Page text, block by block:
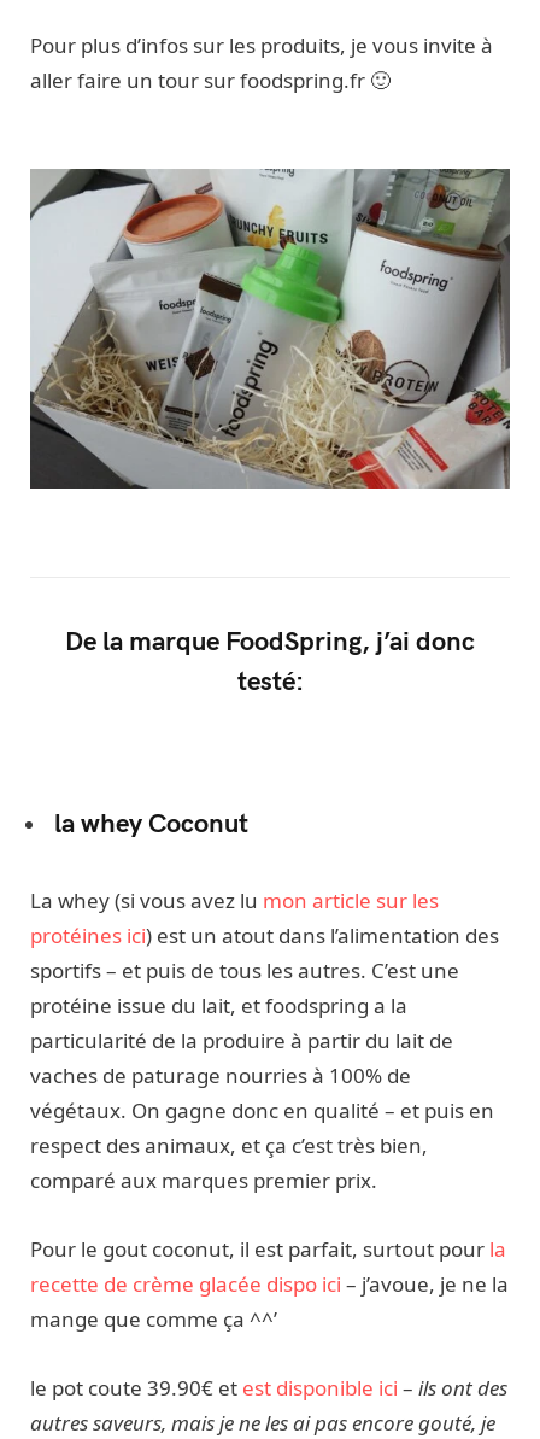
Pour plus d’infos sur les produits, je vous invite à
aller faire un tour sur foodspring.fr 🙂
De la marque FoodSpring, j’ai donc
testé:
la whey Coconut
La whey (si vous avez lu mon article sur les
protéines ici) est un atout dans l’alimentation des
sportifs – et puis de tous les autres. C’est une
protéine issue du lait, et foodspring a la
particularité de la produire à partir du lait de
vaches de paturage nourries à 100% de
végétaux. On gagne donc en qualité – et puis en
respect des animaux, et ça c’est très bien,
comparé aux marques premier prix.
Pour le gout coconut, il est parfait, surtout pour la
recette de crème glacée dispo ici – j’avoue, je ne la
mange que comme ça ^^’
le pot coute 39.90€ et est disponible ici – ils ont des
autres saveurs, mais je ne les ai pas encore gouté, je